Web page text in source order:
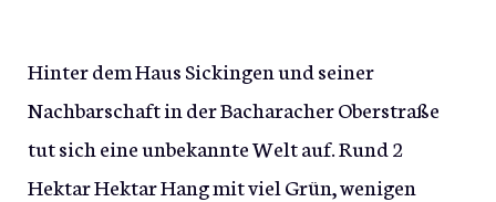
Hinter dem Haus Sickingen und seiner
Nachbarschaft in der Bacharacher Oberstraße
tut sich eine unbekannte Welt auf. Rund 2
Hektar Hektar Hang mit viel Grün, wenigen